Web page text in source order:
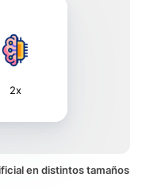
2x
en distintos tamaños